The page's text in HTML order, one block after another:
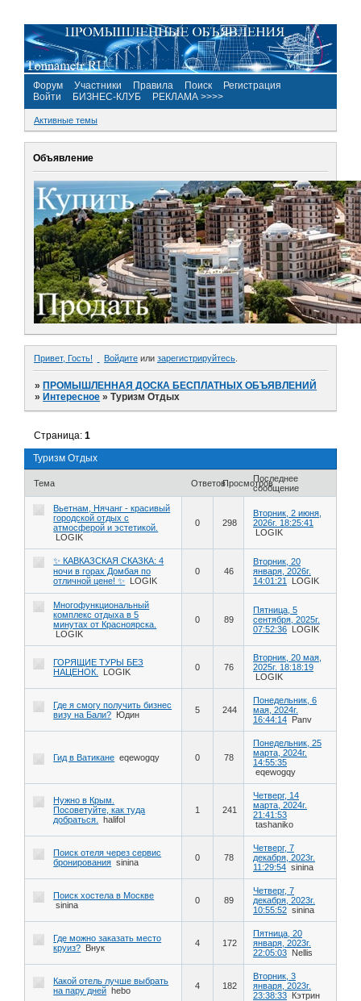
Форум Участники Правила Поиск
Регистрация
Войти
БИЗНЕС-КЛУБ РЕКЛАМА >>>>
Активные темы
Объявление
Привет, Гость! Войдите или зарегистрируйтесь
»ПРОМЫШЛЕННАЯ ДОСКА БЕСПЛАТНЫХ ОБЪЯВЛЕНИЙ
»Интересное »Туризм Отдых
Туризм Отдых
Страница:1
Тема ОтветовПросмотровПоследнее
сообщение
Вьетнам, Нячанг - красивый
городской отдых с
атмосферой и эстетикой.
LOGIK
0 298
Вторник, 2 июня,
2026г. 18:25:41
LOGIK
✨ КАВКАЗСКАЯ СКАЗКА: 4
ночи в горах Домбая по
отличной цене! ✨ LOGIK
0 46
Вторник, 20
января, 2026г.
14:01:21
LOGIK
Многофункциональный
комплекс отдыха в 5
минутах от Красноярска.
LOGIK
0 89
Пятница, 5
сентября, 2025г.
07:52:36 LOGIK
ГОРЯЩИЕ ТУРЫ БЕЗ
НАЦЕНОК.
LOGIK 0 76
Вторник, 20 мая,
2025г. 18:18:19
LOGIK
Где я смогу получить бизнес
визу на Бали? Юдин 5 244
Понедельник, 6
мая, 2024г.
16:44:14 Panv
Гид в Ватикане eqewogqy 0 78
Понедельник, 25
марта, 2024г.
14:55:35
eqewogqy
Нужно в Крым.
Посоветуйте, как туда
добраться.
halifol
1 241
Четверг, 14
марта, 2024г.
21:41:53
tashaniko
Поиск отеля через сервис
бронирования sinina 0 78
Четверг, 7
декабря, 2023г.
11:29:54 sinina
Поиск хостела в Москве
sinina
0 89
Четверг, 7
декабря, 2023г.
10:55:52 sinina
Где можно заказать место
круиз? Внук 4 172
Пятница, 20
января, 2023г.
22:05:03 Nellis
Какой отель лучше выбрать
на пару дней hebo 4 182
Вторник, 3
января, 2023г.
23:38:33 Кэтрин